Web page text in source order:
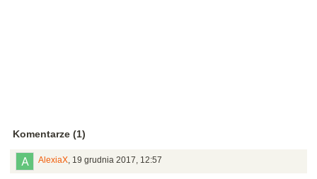
Komentarze (1)
AlexiaX, 19 grudnia 2017, 12:57